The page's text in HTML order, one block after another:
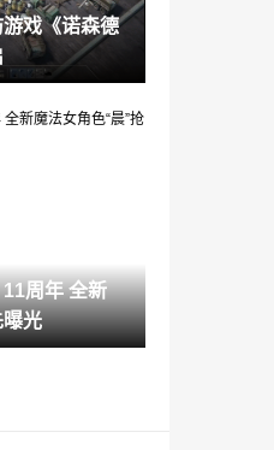
城》免费领取
at Sea”泄露
之沙》现已上架St
戏《诺森德
年 全新
曝光